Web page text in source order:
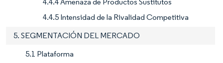
4.4.5 Intensidad de la Rivalidad Competitiva
5. SEGMENTACIÓN DEL MERCADO
5.1 Plataforma